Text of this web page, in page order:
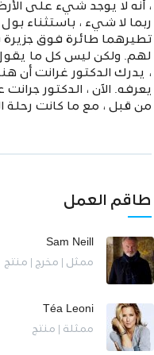
، أنه لا يوجد شيء على
ربما لا شيء ، باستثناء
تطيرهما طائرة فوق جزيرة
لهم. ولكن ليس كل ما
، يدرك الدكتور غرانت أن
يعرفه. الآن ، الدكتور
من قبل ، مع ما كانت رحلة
طاقم العمل
Sam Neill
ممثل | مخرج | منتج
Téa Leoni
ممثلة | منتج